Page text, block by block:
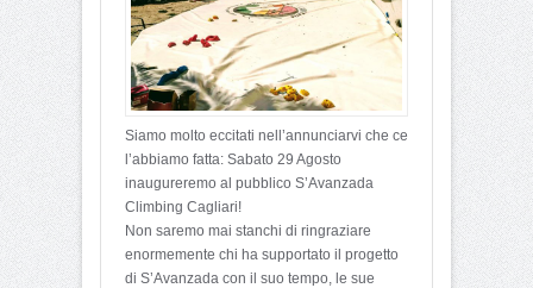
Siamo molto eccitati nell’annunciarvi che ce
l’abbiamo fatta: Sabato 29 Agosto
inaugureremo al pubblico S’Avanzada
Climbing Cagliari!
Non saremo mai stanchi di ringraziare
enormemente chi ha supportato il progetto
di S’Avanzada con il suo tempo, le sue